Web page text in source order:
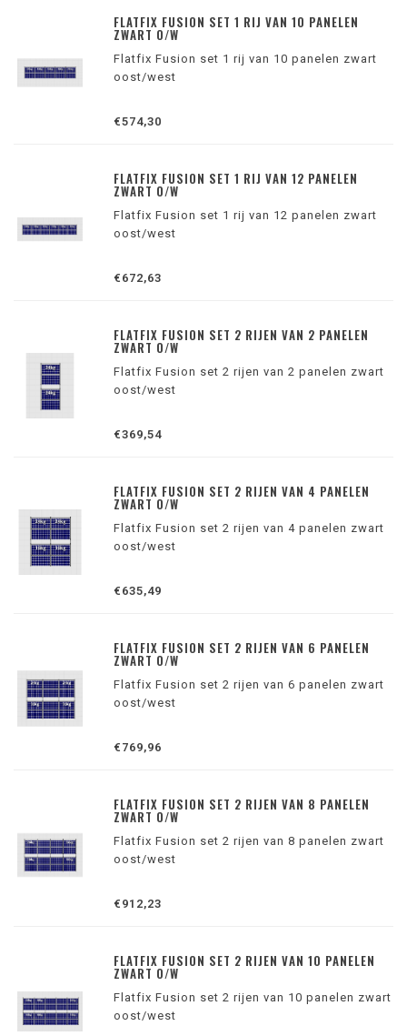
FLATFIX FUSION SET 1 RIJ VAN 10 PANELEN
ZWART O/W
Flatfix Fusion set 1 rij van 10 panelen zwart
oost/west
€574,30
FLATFIX FUSION SET 1 RIJ VAN 12 PANELEN
ZWART O/W
Flatfix Fusion set 1 rij van 12 panelen zwart
oost/west
€672,63
FLATFIX FUSION SET 2 RIJEN VAN 2 PANELEN
ZWART O/W
Flatfix Fusion set 2 rijen van 2 panelen zwart
oost/west
€369,54
FLATFIX FUSION SET 2 RIJEN VAN 4 PANELEN
ZWART O/W
Flatfix Fusion set 2 rijen van 4 panelen zwart
oost/west
€635,49
FLATFIX FUSION SET 2 RIJEN VAN 6 PANELEN
ZWART O/W
Flatfix Fusion set 2 rijen van 6 panelen zwart
oost/west
€769,96
FLATFIX FUSION SET 2 RIJEN VAN 8 PANELEN
ZWART O/W
Flatfix Fusion set 2 rijen van 8 panelen zwart
oost/west
€912,23
FLATFIX FUSION SET 2 RIJEN VAN 10 PANELEN
ZWART O/W
Flatfix Fusion set 2 rijen van 10 panelen zwart
oost/west